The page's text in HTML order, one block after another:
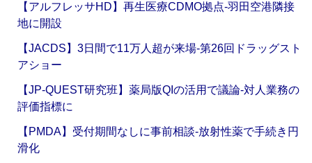
【アルフレッサHD】再生医療CDMO拠点‐羽田空港隣接
地に開設
【JACDS】3日間で11万人超が来場‐第26回ドラッグスト
アショー
【JP-QUEST研究班】薬局版QIの活用で議論‐対人業務の
評価指標に
【PMDA】受付期間なしに事前相談‐放射性薬で手続き円
滑化